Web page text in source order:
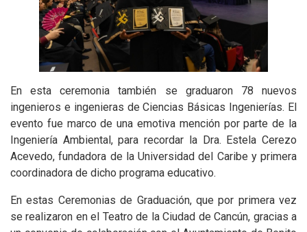
En esta ceremonia también se graduaron 78 nuevos
ingenieros e ingenieras de Ciencias Básicas Ingenierías. El
evento fue marco de una emotiva mención por parte de la
Ingeniería Ambiental, para recordar la Dra. Estela Cerezo
Acevedo, fundadora de la Universidad del Caribe y primera
coordinadora de dicho programa educativo.
En estas Ceremonias de Graduación, que por primera vez
se realizaron en el Teatro de la Ciudad de Cancún, gracias a